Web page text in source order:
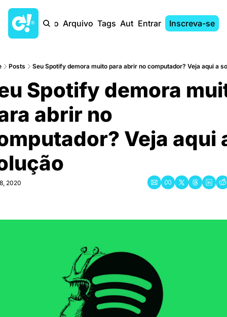
Início Arquivo Tags AutoresEntrar Inscreva-se
Posts Seu Spotify demora muito para abrir no computador? Veja aqui a
Spotify demora
abrir no
Veja aqui
2020